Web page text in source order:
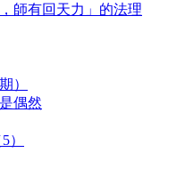
師有回天力」的法理
）
偶然
）